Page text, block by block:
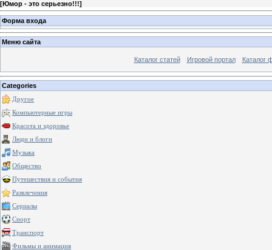
[Юмор - это серьезно!!!]
Форма входа
Меню сайта
Каталог статей Игровой портал Каталог
Categories
Другое
Компьютерные игры
Красота и здоровье
Люди и блоги
Музыка
Общество
Путешествия и события
Развлечения
Сериалы
Спорт
Транспорт
Фильмы и анимация